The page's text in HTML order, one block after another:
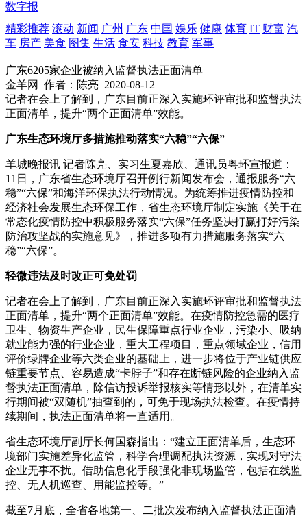
数字报
精彩推荐 滚动 新闻 广州 广东 中国 娱乐 健康 体育 IT 财富 汽
车 房产 美食 图集 生活 食安 科技 教育 军事
广东6205家企业被纳入监督执法正面清单
金羊网
作者：陈亮 2020-08-12
​记者在会上了解到，广东目前正深入实施环评审批和监督执法
正面清单，提升“两个正面清单”效能。
广东生态环境厅多措施推动落实“六稳”“六保”
羊城晚报讯 记者陈亮、实习生夏嘉欣、通讯员粤环宣报道：
11日，广东省生态环境厅召开例行新闻发布会，通报服务“六
稳”“六保”和海洋环保执法行动情况。为统筹推进疫情防控和
经济社会发展生态环保工作，省生态环境厅制定实施《关于在
常态化疫情防控中积极服务落实“六保”任务坚决打赢打好污染
防治攻坚战的实施意见》，推进多项有力措施服务落实“六
稳”“六保”。
轻微违法及时改正可免处罚
记者在会上了解到，广东目前正深入实施环评审批和监督执法
正面清单，提升“两个正面清单”效能。在疫情防控急需的医疗
卫生、物资生产企业，民生保障重点行业企业，污染小、吸纳
就业能力强的行业企业，重大工程项目，重点领域企业，信用
评价绿牌企业等六类企业的基础上，进一步将位于产业链供应
链重要节点、容易造成“卡脖子”和存在断链风险的企业纳入监
督执法正面清单，除信访投诉举报核实等情形以外，在清单实
行期间被“双随机”抽查到的，可免于现场执法检查。在疫情持
续期间，执法正面清单将一直适用。
省生态环境厅副厅长何国森指出：“建立正面清单后，生态环
境部门实施差异化监管，科学合理调配执法资源，实现对守法
企业无事不扰。借助信息化手段强化非现场监管，包括在线监
控、无人机巡查、用能监控等。”
截至7月底，全省各地第一、二批次发布纳入监督执法正面清